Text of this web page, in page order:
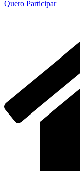
Quero Participar